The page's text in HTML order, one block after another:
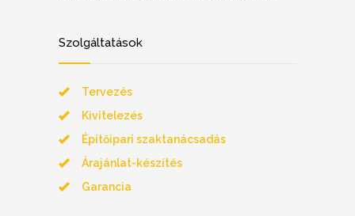
Szolgáltatások
Tervezés
Kivitelezés
Építőipari szaktanácsadás
Árajánlat-készítés
Garancia